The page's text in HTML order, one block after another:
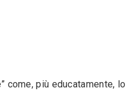
come, più educatamente,